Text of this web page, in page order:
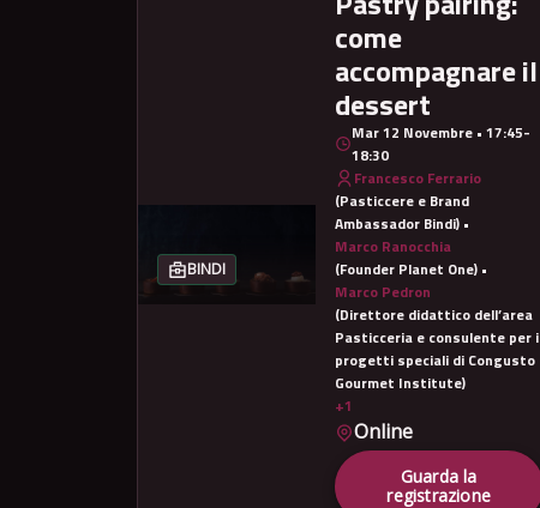
BINDI
come
accompagnare il
dessert
Mar 12 Novembre • 17:45-
18:30
Francesco Ferrario
(Pasticcere e Brand
Ambassador Bindi) •
Marco Ranocchia
(Founder Planet One) •
Marco Pedron
(Direttore didattico dell’area
Pasticceria e consulente per i
progetti speciali di Congusto
Gourmet Institute)
+1
Online
Guarda la
registrazione